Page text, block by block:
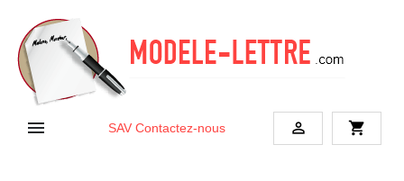
 SAV Contactez-nous  shopping_cart